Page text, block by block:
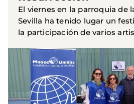
El viernes en la parroquia de
Sevilla ha tenido lugar un
la participación de varios